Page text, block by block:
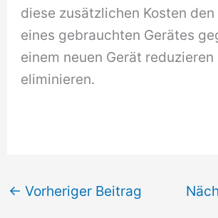
diese zusätzlichen Kosten
eines gebrauchten Gerätes
einem neuen Gerät
eliminieren.
← Vorheriger Beitrag